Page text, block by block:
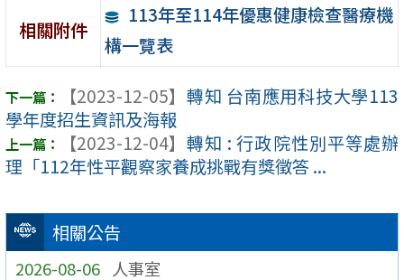
相關公告
2026-08-06 人事室
相關附件
113年至114年優惠健康檢查醫療機
構一覽表
【2023-12-05】 轉知 台南應用科技大學113
學年度招生資訊及海報
【2023-12-04】 轉知 : 行政院性別平等處辦
理「112年性平觀察家養成挑戰有獎徵答 ...